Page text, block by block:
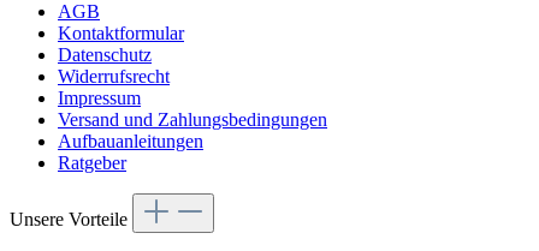
AGB
Kontaktformular
Datenschutz
Widerrufsrecht
Impressum
Versand und Zahlungsbedingungen
Aufbauanleitungen
Ratgeber
Unsere Vorteile